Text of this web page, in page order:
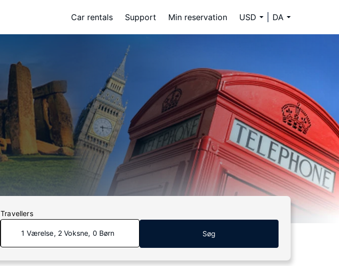
Car rentals Support Min reservation USD DA
Travellers
1 Værelse, 2 Voksne, 0 Børn Søg